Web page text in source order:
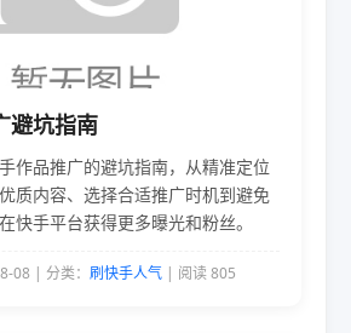
避坑指南
作品推广的避坑指南，从精准定位
质内容、选择合适推广时机到避免
快手平台获得更多曝光和粉丝。
08 | 分类： 刷快手人气 | 阅读 805